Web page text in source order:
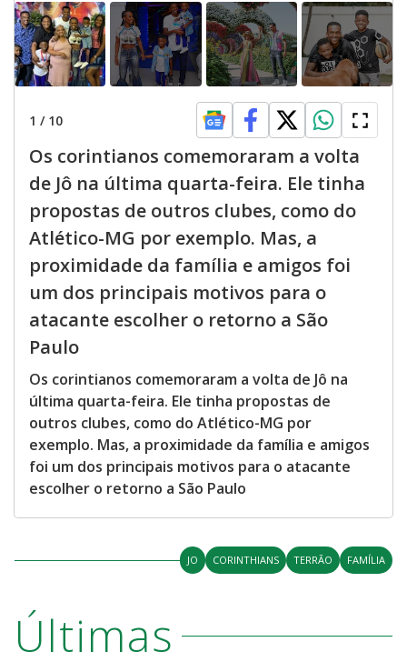
1 / 10
Os corintianos comemoraram a volta
de Jô na última quarta-feira. Ele tinha
propostas de outros clubes, como do
Atlético-MG por exemplo. Mas, a
proximidade da família e amigos foi
um dos principais motivos para o
atacante escolher o retorno a São
Paulo
Os corintianos comemoraram a volta de Jô na
última quarta-feira. Ele tinha propostas de
outros clubes, como do Atlético-MG por
exemplo. Mas, a proximidade da família e amigos
foi um dos principais motivos para o atacante
escolher o retorno a São Paulo
JO CORINTHIANS TERRÃO FAMÍLIA
Últimas